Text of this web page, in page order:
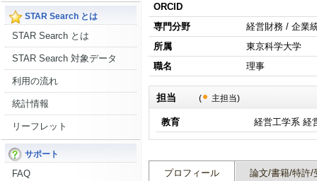
STAR Search とは
STAR Search とは
STAR Search 対象データ
利用の流れ
統計情報
リーフレット
サポート
FAQ
ORCID
専門分野
経営財務 / 企業
所属
東京科学大学
職名
理事
( 主担当)
教育 経営工学系 経
プロフィール 論文/書籍/特許/